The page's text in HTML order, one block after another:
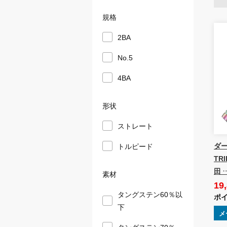
ダ
田
ポ
規格
2BA
No.5
4BA
形状
ストレート
トルピード
素材
タングステン60％以
下